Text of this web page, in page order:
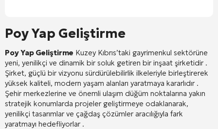
Poy Yap Geliştirme
Poy Yap Geliştirme Kuzey Kıbrıs’taki gayrimenkul sektörüne
yeni, yenilikçi ve dinamik bir soluk getiren bir inşaat şirketidir .
Şirket, güçlü bir vizyonu sürdürülebilirlik ilkeleriyle birleştirerek
yüksek kaliteli, modern yaşam alanları yaratmaya kararlıdır .
Şehir merkezlerine ve önemli ulaşım düğüm noktalarına yakın
stratejik konumlarda projeler geliştirmeye odaklanarak,
yenilikçi tasarımlar ve çağdaş çözümler aracılığıyla fark
yaratmayı hedefliyorlar .